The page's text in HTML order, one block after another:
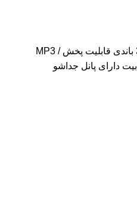
حداکثر قدرت خروجی: 4 عدد خروجی 50 وات ورودی USB فلش و همچنین AUX از جلو 1 جفت خروجی (2 عدد خروجی) 2.5 V برای آمپلی فایر دارای اکولایزر گرافیکی 3 باندی قابلیت پخش MP3 /
WMA / WAV و همچنین CD / CD-RW / CD-R ساپورت رادیو 2 موج FM - AM دارای قابلیت پخش موزیک از گوشی های هوشمند اندرویدی دارای قدرت خروجی صدای 24 بیت دارای پانل جداشو